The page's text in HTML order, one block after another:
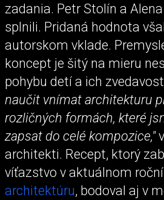
zadania. Petr Stolín a
splnili. Pridaná hodnota
autorskom vklade.
koncept je šitý na mieru
pohybu detí a ich
naučit vnímat architekturu
rozličných formách, které
zapsat do celé kompozice,"
architekti. Recept, ktorý
víťazstvo v aktuálnom
architektúru, bodoval aj v